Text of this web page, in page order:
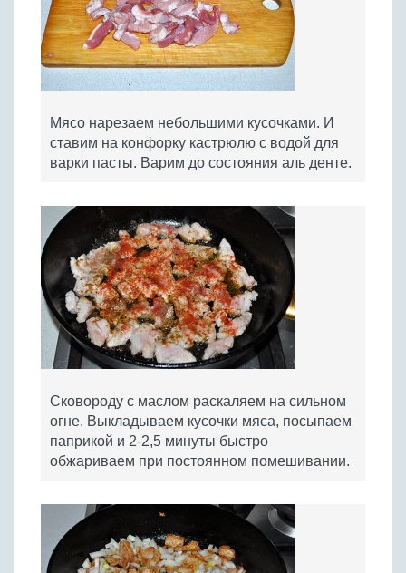
Мясо нарезаем небольшими кусочками. И
ставим на конфорку кастрюлю с водой для
варки пасты. Варим до состояния аль денте.
Сковороду с маслом раскаляем на сильном
огне. Выкладываем кусочки мяса, посыпаем
паприкой и 2-2,5 минуты быстро
обжариваем при постоянном помешивании.